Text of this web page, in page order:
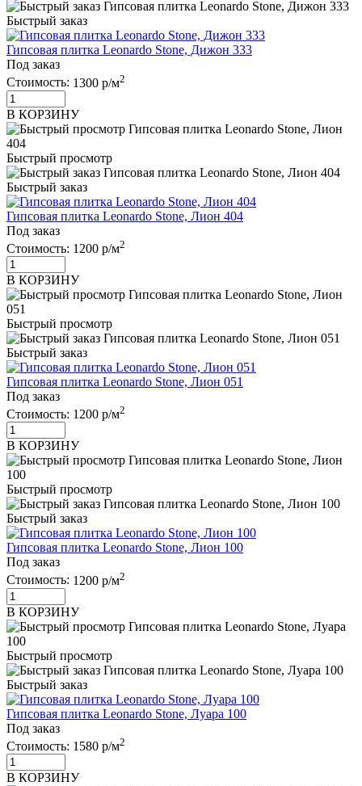
Быстрый заказ
Гипсовая плитка Leonardo Stone, Дижон 333
Под заказ
Стоимость: 1300 р/м2
В КОРЗИНУ
Быстрый просмотр
Быстрый заказ
Гипсовая плитка Leonardo Stone, Лион 404
Под заказ
Стоимость: 1200 р/м2
В КОРЗИНУ
Быстрый просмотр
Быстрый заказ
Гипсовая плитка Leonardo Stone, Лион 051
Под заказ
Стоимость: 1200 р/м2
В КОРЗИНУ
Быстрый просмотр
Быстрый заказ
Гипсовая плитка Leonardo Stone, Лион 100
Под заказ
Стоимость: 1200 р/м2
В КОРЗИНУ
Быстрый просмотр
Быстрый заказ
Гипсовая плитка Leonardo Stone, Луара 100
Под заказ
Стоимость: 1580 р/м2
В КОРЗИНУ